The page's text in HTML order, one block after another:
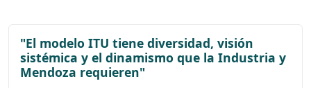
"El modelo ITU tiene diversidad, visión
sistémica y el dinamismo que la Industria y
Mendoza requieren"